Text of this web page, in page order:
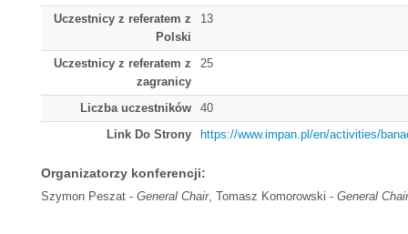
Uczestnicy z referatem z
Polski
13
Uczestnicy z referatem z
zagranicy
25
Liczba uczestników
40
Link Do Strony
https://www.impan.pl/en/activities/
Organizatorzy konferencji:
Szymon Peszat - General Chair, Tomasz Komorowski - General Chair